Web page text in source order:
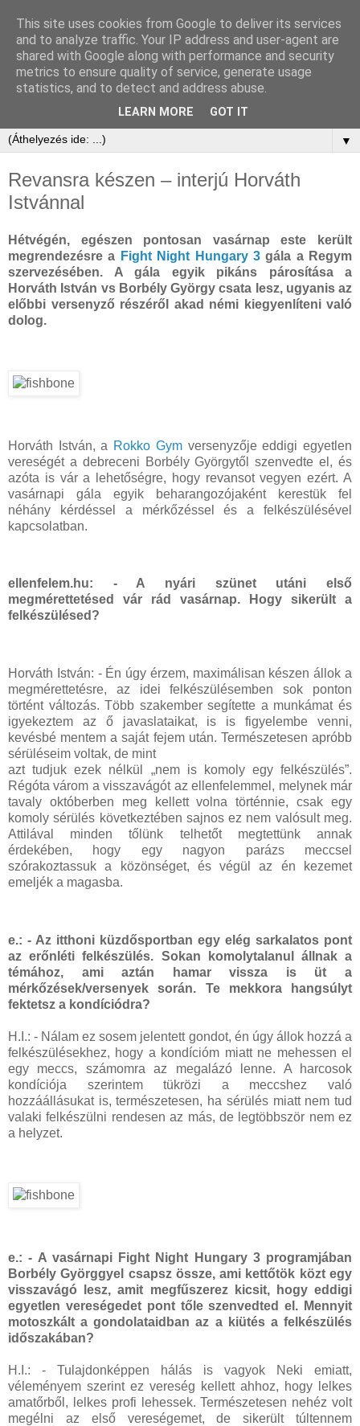
▼
Revansra készen – interjú Horváth
Istvánnal
Hétvégén, egészen pontosan vasárnap este került
megrendezésre a Fight Night Hungary 3gála a Regym
szervezésében. A gála egyik pikáns párosítása a
Horváth István vs Borbély György csata lesz, ugyanis az
előbbi versenyző részéről akad némi kiegyenlíteni való
dolog.
Horváth István, a Rokko Gymversenyzője eddigi egyetlen
vereségét a debreceni Borbély Györgytől szenvedte el, és
azóta is vár a lehetőségre, hogy revansot vegyen ezért. A
vasárnapi gála egyik beharangozójaként kerestük fel
néhány kérdéssel a mérkőzéssel és a felkészülésével
kapcsolatban.
ellenfelem.hu: - A nyári szünet utáni első
megmérettetésed vár rád vasárnap. Hogy sikerült a
felkészülésed?
Horváth István: - Én úgy érzem, maximálisan készen állok a
megmérettetésre, az idei felkészülésemben sok ponton
történt változás. Több szakember segítette a munkámat és
igyekeztem az ő javaslataikat, is is figyelembe venni,
kevésbé mentem a saját fejem után. Természetesen apróbb
sérüléseim voltak, de mint
azt tudjuk ezek nélkül „nem is komoly egy felkészülés”.
Régóta várom a visszavágót az ellenfelemmel, melynek már
tavaly októberben meg kellett volna történnie, csak egy
komoly sérülés következtében sajnos ez nem valósult meg.
Attilával minden tőlünk telhetőt megtettünk annak
érdekében, hogy egy nagyon parázs meccsel
szórakoztassuk a közönséget, és végül az én kezemet
emeljék a magasba.
e.: - Az itthoni küzdősportban egy elég sarkalatos pont
az erőnléti felkészülés. Sokan komolytalanul állnak a
témához, ami aztán hamar vissza is üt a
mérkőzések/versenyek során. Te mekkora hangsúlyt
fektetsz a kondíciódra?
H.I.: - Nálam ez sosem jelentett gondot, én úgy állok hozzá a
felkészülésekhez, hogy a kondícióm miatt ne mehessen el
egy meccs, számomra az megalázó lenne. A harcosok
kondíciója szerintem tükrözi a meccshez való
hozzáállásukat is, természetesen, ha sérülés miatt nem tud
valaki felkészülni rendesen az más, de legtöbbször nem ez
a helyzet.
e.: - A vasárnapi Fight Night Hungary 3 programjában
Borbély Györggyel csapsz össze, ami kettőtök közt egy
visszavágó lesz, amit megfűszerez kicsit, hogy eddigi
egyetlen vereségedet pont tőle szenvedted el. Mennyit
motoszkált a gondolataidban az a kiütés a felkészülés
időszakában?
H.I.: - Tulajdonképpen hálás is vagyok Neki emiatt,
véleményem szerint ez vereség kellett ahhoz, hogy lelkes
amatőrből, lelkes profi lehessek. Természetesen nehéz volt
megélni az első vereségemet, de sikerült túltennem
This site uses cookies from Google to deliver its services
and to analyze traffic. Your IP address and user-agent are
shared with Google along with performance and security
metrics to ensure quality of service, generate usage
statistics, and to detect and address abuse.
LEARN MORE GOT IT